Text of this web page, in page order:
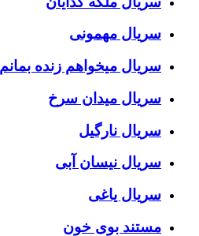
سریال مهمونی
سریال میخواهم زنده بمانم
سریال میدان سرخ
سریال نارگیل
سریال نیسان آبی
سریال یاغی
مستند بوی خون